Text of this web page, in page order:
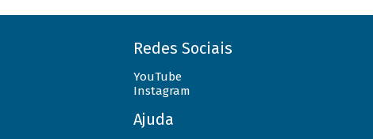
Redes Sociais
YouTube
Instagram
Ajuda